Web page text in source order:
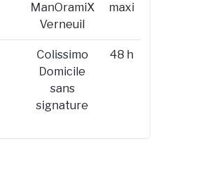
ManOramiX
Verneuil
maxi
Colissimo
Domicile
sans
signature
48 h